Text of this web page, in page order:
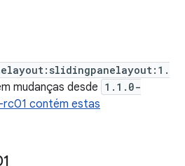
mudanças desde 1.1.0-
rc01 contém estas